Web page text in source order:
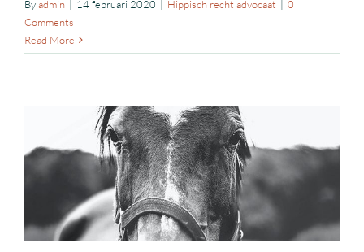
Byadmin | 14 februari 2020 | Hippisch recht advocaat | 0
Comments
Read More